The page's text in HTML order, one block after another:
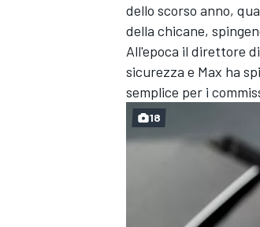
dello scorso anno,
della chicane,
All'epoca il direttore
sicurezza e Max ha
semplice per i
18